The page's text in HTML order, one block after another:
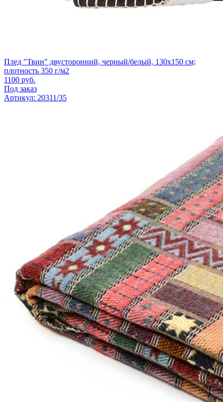
Плед "Твин" двусторонний, черный/белый, 130х150 см;
плотность 350 г/м2
1100 руб.
Под заказ
Артикул: 20311/35